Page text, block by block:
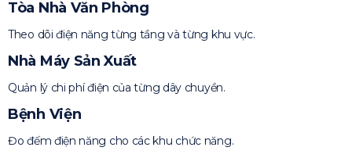
Tòa Nhà Văn Phòng
Theo dõi điện năng từng tầng và từng khu vực.
Nhà Máy Sản Xuất
Quản lý chi phí điện của từng dây chuyền.
Bệnh Viện
Đo đếm điện năng cho các khu chức năng.